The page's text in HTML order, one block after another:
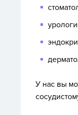
У нас вы